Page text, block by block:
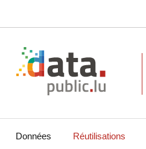
Données Réutilisations